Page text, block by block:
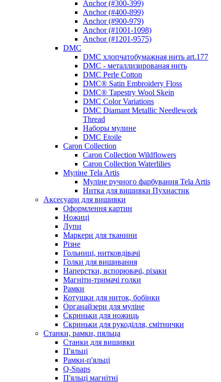
Anchor (#300-399)
Anchor (#400-899)
Anchor (#900-979)
Anchor (#1001-1098)
Anchor (#1201-9575)
DMC
DMC хлопчатобумажная нить art.177
DMC - металлизированая нить
DMC Perle Cotton
DMC® Satin Embroidery Floss
DMC® Tapestry Wool Skein
DMC Color Variations
DMC Diamant Metallic Needlework
Thread
Наборы мулине
DMC Etoile
Caron Collection
Caron Collection Wildflowers
Caron Collection Waterlilies
Муліне Tela Artis
Муліне ручного фарбування Tela Artis
Нитка для вишивки Пухнастик
Аксесуари для вишивки
Оформлення картин
Ножиці
Лупи
Маркери для тканини
Різне
Гольниці, нитковдівачі
Голки для вишивання
Наперстки, вспорювачі, різаки
Магніти-тримачі голки
Рамки
Котушки для ниток, бобінки
Органайзери для муліне
Скриньки для ножиць
Скриньки для рукоділля, смітнички
Станки, рамки, пяльца
Станки для вишивки
П'яльці
Рамки-п'яльці
Q-Snaps
П'яльці магнітні